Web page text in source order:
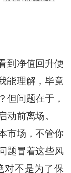
净值回升便
能理解，毕竟
但问题在于，
动前离场。
市场，不管你
题冒着这些风
对不是为了保